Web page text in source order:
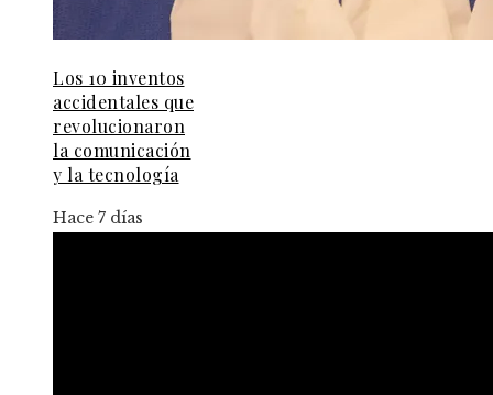
Los 10 inventos
accidentales que
revolucionaron
la comunicación
y la tecnología
Hace 7 días